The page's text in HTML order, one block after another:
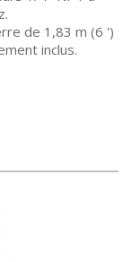
de 1,83 m (6 ')
inclus.